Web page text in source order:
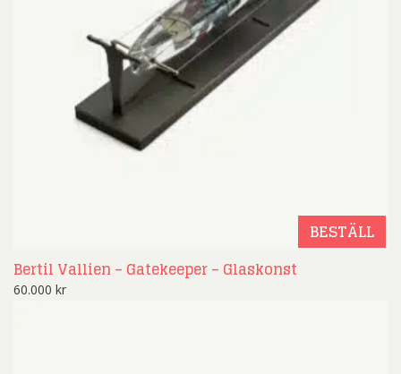
BESTÄLL
Bertil Vallien – Gatekeeper – Glaskonst
60.000 kr